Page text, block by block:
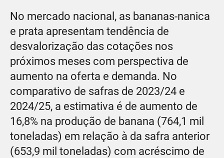
No mercado nacional, as bananas-nanica
e prata apresentam tendência de
desvalorização das cotações nos
próximos meses com perspectiva de
aumento na oferta e demanda. No
comparativo de safras de 2023/24 e
2024/25, a estimativa é de aumento de
16,8% na produção de banana (764,1 mil
toneladas) em relação à da safra anterior
(653,9 mil toneladas) com acréscimo de